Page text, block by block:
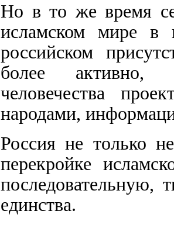
Но в то же время
исламском мире в
российском
более активно,
человечества
народами,
Россия не только
перекройке
последовательную,
единства.